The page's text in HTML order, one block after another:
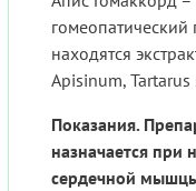
гомеопатический
находятся
Apisinum,
Показания.
назначается при
сердечной